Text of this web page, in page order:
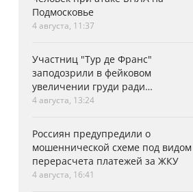
Подмосковье
4 августа, 11:37
Участниц "Тур де Франс"
заподозрили в фейковом
увеличении груди ради
аэродинамики
4 августа, 13:24
Россиян предупредили о
мошеннической схеме под видом
перерасчета платежей за ЖКУ
4 августа, 16:41